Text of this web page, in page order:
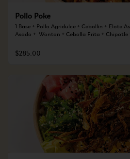
Pollo Poke
1 Base + Pollo Agridulce + Cebollin + Elote
Asado +  Wonton + Cebolla Frita + Chipotle
$285.00